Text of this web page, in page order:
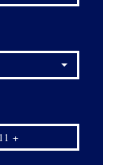
11 +